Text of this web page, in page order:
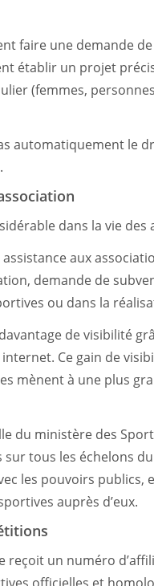
faire une demande
établir un projet
(femmes,
automatiquement le
dans la vie des
aux
demande de
ou dans la
de visibilité
Ce gain de
mènent à une plus
du ministère des
tous les échelons
les pouvoirs publics,
auprès d’eux.
reçoit un numéro